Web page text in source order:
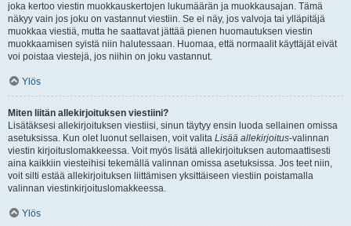
joka kertoo viestin muokkauskertojen lukumäärän ja muokkausajan. Tämä
näkyy vain jos joku on vastannut viestiin. Se ei näy, jos valvoja tai ylläpitäjä
muokkaa viestiä, mutta he saattavat jättää pienen huomautuksen viestin
muokkaamisen syistä niin halutessaan. Huomaa, että normaalit käyttäjät eivät
voi poistaa viestejä, jos niihin on joku vastannut.
Ylös
Miten liitän allekirjoituksen viestiini?
Lisätäksesi allekirjoituksen viestiisi, sinun täytyy ensin luoda sellainen omissa
asetuksissa. Kun olet luonut sellaisen, voit valita Lisää allekirjoitus-valinnan
viestin kirjoituslomakkeessa. Voit myös lisätä allekirjoituksen automaattisesti
aina kaikkiin viesteihisi tekemällä valinnan omissa asetuksissa. Jos teet niin,
voit silti estää allekirjoituksen liittämisen yksittäiseen viestiin poistamalla
valinnan viestinkirjoituslomakkeessa.
Ylös